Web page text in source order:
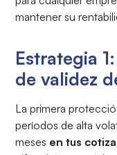
mantener su
Estrategia
de validez
La primera
períodos de alta
meses en tus